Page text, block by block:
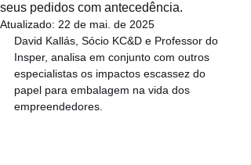
seus pedidos com antecedência.
Atualizado: 22 de mai. de 2025
David Kallás, Sócio KC&D e Professor do
Insper, analisa em conjunto com outros
especialistas os impactos escassez do
papel para embalagem na vida dos
empreendedores.